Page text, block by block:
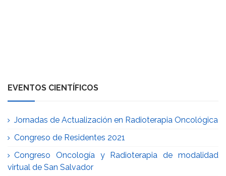
EVENTOS CIENTÍFICOS
Jornadas de Actualización en Radioterapia Oncológica
Congreso de Residentes 2021
Congreso Oncología y Radioterapia de modalidad
virtual de San Salvador